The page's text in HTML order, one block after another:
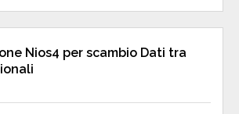
Nios4 per scambio Dati tra